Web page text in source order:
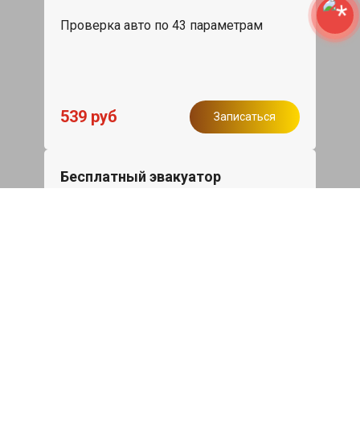
Проверка авто по 43 параметрам
539 руб Записаться
Бесплатный эвакуатор